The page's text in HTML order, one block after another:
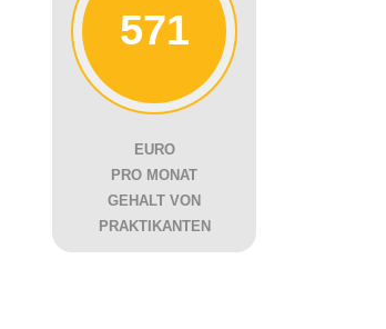
571
EURO
PRO MONAT
GEHALT VON
PRAKTIKANTEN